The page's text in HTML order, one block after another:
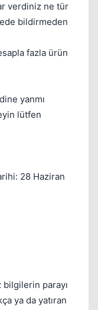
verdiniz ne tür
bildirmeden
fazla ürün
yanmı
lütfen
28 Haziran
parayı
ya da yatıran